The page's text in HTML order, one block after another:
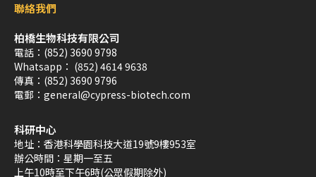
聯絡我們
柏橋生物科技有限公司
電話： (852) 3690 9798
Whatsapp： (852) 4614 9638
傳真： (852) 3690 9796
電郵： general@cypress-biotech.com
科研中心
地址： 香港科學園科技大道19號9樓953室
辦公時間： 星期一至五
上午10時至下午6時(公眾假期除外)